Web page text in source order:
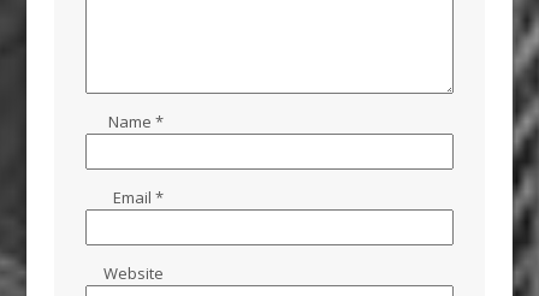
Name *
Email *
Website